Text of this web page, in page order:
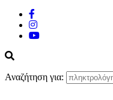
Αναζήτηση για: